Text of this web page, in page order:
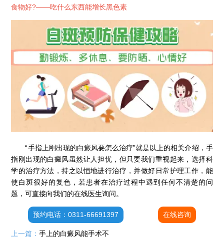
食物好?——吃什么东西能增长黑色素
“手指上刚出现的白癜风要怎么治疗”就是以上的相关介绍，手
指刚出现的白癜风虽然让人担忧，但只要我们重视起来，选择科
学的治疗方法，持之以恒地进行治疗，并做好日常护理工作，能
使白斑很好的复色，若患者在治疗过程中遇到任何不清楚的问
题，可直接向我们的在线医生询问。
预约电话：0311-66691397 在线咨询
上一篇：手上的白癜风能手术不
石家庄专治白斑医院
治疗白癜风便宜的医院